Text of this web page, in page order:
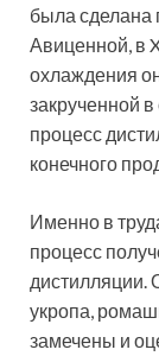
была
Авиценной, в
охлаждения
закрученной
процесс
конечного
Именно в
процесс
дистилляции.
укропа,
замечены и